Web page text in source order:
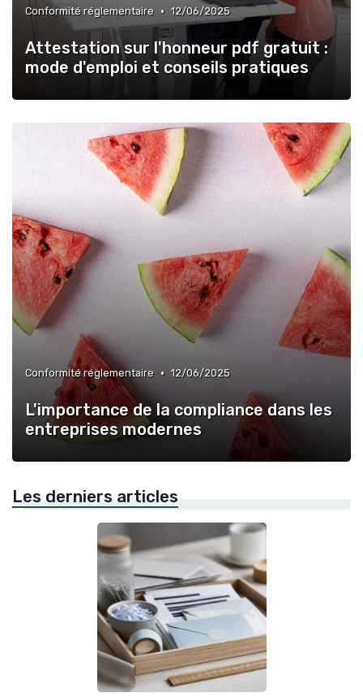
Conformité réglementaire • 12/06/2025
Attestation sur l'honneur pdf gratuit :
mode d'emploi et conseils pratiques
Conformité réglementaire • 12/06/2025
L'importance de la compliance dans les
entreprises modernes
Les derniers articles